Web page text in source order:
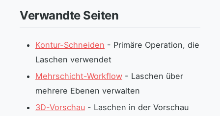
Verwandte Seiten
Kontur-Schneiden - Primäre Operation, die
Laschen verwendet
Mehrschicht-Workflow - Laschen über
mehrere Ebenen verwalten
3D-Vorschau - Laschen in der Vorschau